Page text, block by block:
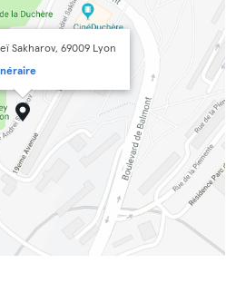
Sakharov, 69009 Lyon